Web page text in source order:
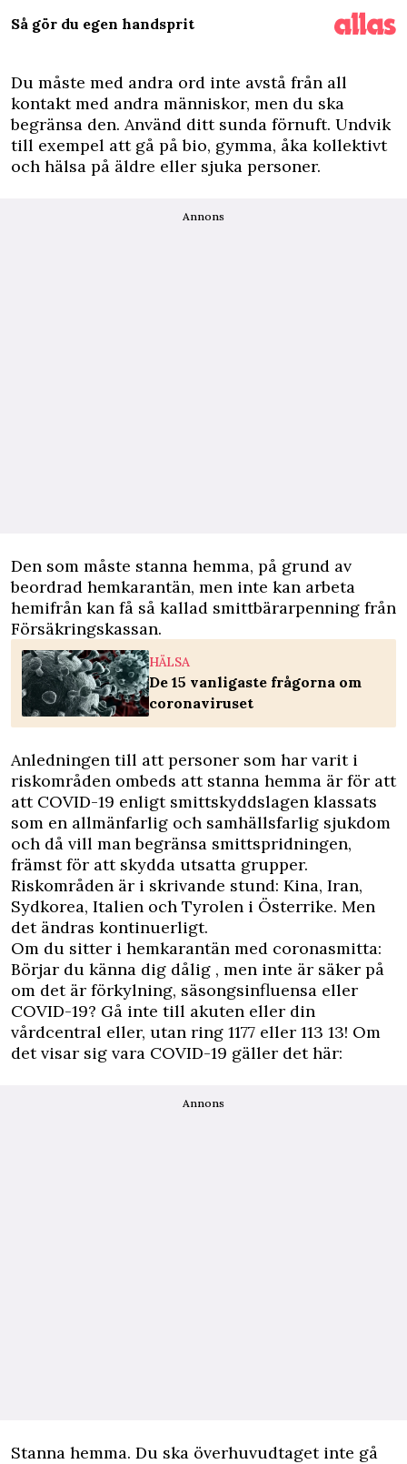
Så gör du egen handsprit
Du måste med andra ord inte avstå från all
kontakt med andra människor, men du ska
begränsa den. Använd ditt sunda förnuft. Undvik
till exempel att gå på bio, gymma, åka kollektivt
och hälsa på äldre eller sjuka personer.
Annons
Den som måste stanna hemma, på grund av
beordrad hemkarantän, men inte kan arbeta
hemifrån kan få så kallad smittbärarpenning från
Försäkringskassan.
HÄLSA
De 15 vanligaste frågorna om
coronaviruset
Anledningen till att personer som har varit i
riskområden ombeds att stanna hemma är för att
att COVID-19 enligt smittskyddslagen klassats
som en allmänfarlig och samhällsfarlig sjukdom
och då vill man begränsa smittspridningen,
främst för att skydda utsatta grupper.
Riskområden är i skrivande stund: Kina, Iran,
Sydkorea, Italien och Tyrolen i Österrike. Men
det ändras kontinuerligt.
Om du sitter i hemkarantän med coronasmitta:
Börjar du känna dig dålig , men inte är säker på
om det är förkylning, säsongsinfluensa eller
COVID-19? Gå inte till akuten eller din
vårdcentral eller, utan ring 1177 eller 113 13! Om
det visar sig vara COVID-19 gäller det här:
Annons
Stanna hemma. Du ska överhuvudtaget inte gå